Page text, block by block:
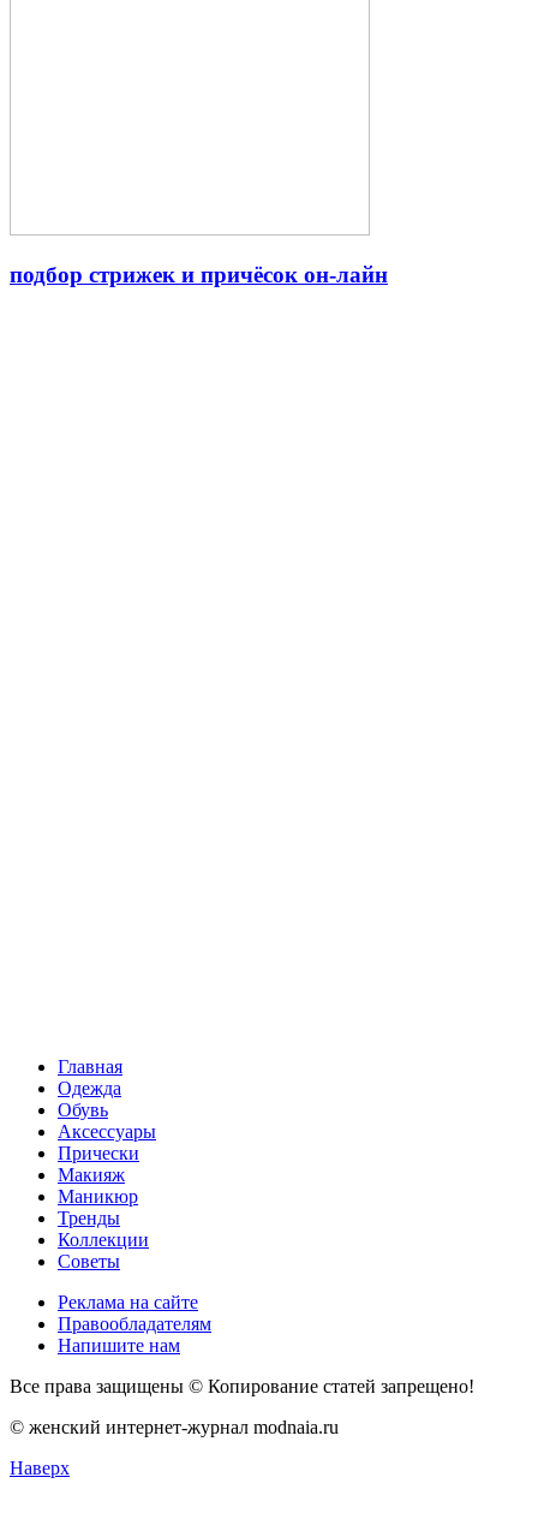
подбор стрижек и причёсок он-лайн
Главная
Одежда
Обувь
Аксессуары
Прически
Макияж
Маникюр
Тренды
Коллекции
Советы
Реклама на сайте
Правообладателям
Напишите нам
Все права защищены © Копирование статей запрещено!
© женский интернет-журнал modnaia.ru
Наверх